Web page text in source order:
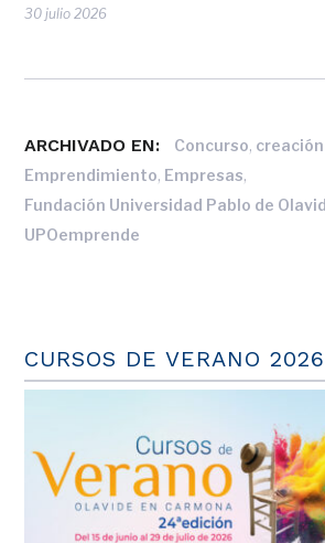
30 julio 2026
ARCHIVADO EN: Concurso,
Emprendimiento, Empresas,
Fundación Universidad Pablo de
UPOemprende
CURSOS DE VERANO 2026